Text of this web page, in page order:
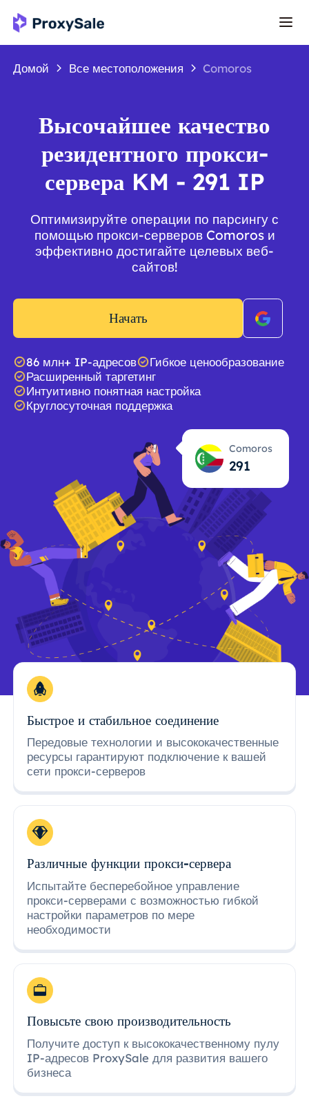
Домой Все местоположения Comoros
Высочайшее качество
резидентного прокси-
сервера KM - 291 IP
Оптимизируйте операции по парсингу с
помощью прокси-серверов Comoros и
эффективно достигайте целевых веб-
сайтов!
Начать
86 млн+ IP-адресов
Гибкое ценообразование
Расширенный таргетинг
Интуитивно понятная настройка
Круглосуточная поддержка
Comoros
291
Быстрое и стабильное соединение
Передовые технологии и высококачественные
ресурсы гарантируют подключение к вашей
сети прокси-серверов
Различные функции прокси-сервера
Испытайте бесперебойное управление
прокси-серверами с возможностью гибкой
настройки параметров по мере
необходимости
Повысьте свою производительность
Получите доступ к высококачественному пулу
IP-адресов ProxySale для развития вашего
бизнеса